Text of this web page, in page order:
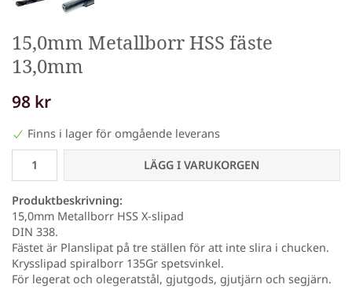
15,0mm Metallborr HSS fäste
13,0mm
98 kr
Finns i lager för omgående leverans
LÄGG I VARUKORGEN
Produktbeskrivning:
15,0mm Metallborr HSS X-slipad
DIN 338.
Fästet är Planslipat på tre ställen för att inte slira i chucken.
Krysslipad spiralborr 135Gr spetsvinkel.
För legerat och olegeratstål, gjutgods, gjutjärn och segjärn.